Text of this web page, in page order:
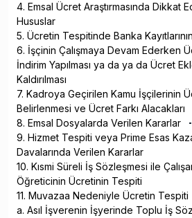
4. Emsal Ücret Araştırmasında Dikkat
Hususlar
5. Ücretin Tespitinde Banka
6. İşçinin Çalışmaya Devam Ederken
İndirim Yapılması ya da ya da Ücret
Kaldırılması
7. Kadroya Geçirilen Kamu İşçilerinin
Belirlenmesi ve Ücret Farkı Alacakları
8. Emsal Dosyalarda Verilen Kararlar
9. Hizmet Tespiti veya Prime Esas
Davalarında Verilen Kararlar
10. Kısmi Süreli İş Sözleşmesi ile
Öğreticinin Ücretinin Tespiti
11. Muvazaa Nedeniyle Ücretin Tespiti
a. Asıl İşverenin İşyerinde Toplu İş